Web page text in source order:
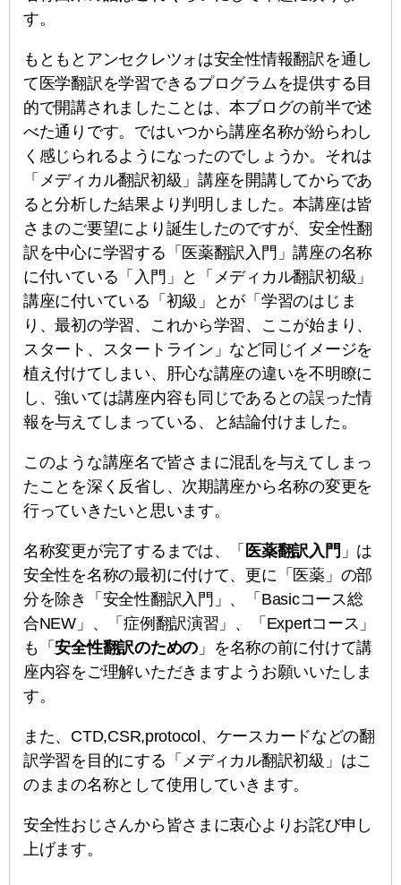
す。
もともとアンセクレツォは安全性情報翻訳を通し
て医学翻訳を学習できるプログラムを提供する目
的で開講されましたことは、本ブログの前半で述
べた通りです。ではいつから講座名称が紛らわし
く感じられるようになったのでしょうか。それは
「メディカル翻訳初級」講座を開講してからであ
ると分析した結果より判明しました。本講座は皆
さまのご要望により誕生したのですが、安全性翻
訳を中心に学習する「医薬翻訳入門」講座の名称
に付いている「入門」と「メディカル翻訳初級」
講座に付いている「初級」とが「学習のはじま
り、最初の学習、これから学習、ここが始まり、
スタート、スタートライン」など同じイメージを
植え付けてしまい、肝心な講座の違いを不明瞭に
し、強いては講座内容も同じであるとの誤った情
報を与えてしまっている、と結論付けました。
このような講座名で皆さまに混乱を与えてしまっ
たことを深く反省し、次期講座から名称の変更を
行っていきたいと思います。
名称変更が完了するまでは、「 医薬翻訳入門 」は
安全性を名称の最初に付けて、更に「医薬」の部
分を除き「安全性翻訳入門」、「Basicコース総
合NEW」、「症例翻訳演習」、「Expertコース」
も「安全性翻訳のための 」を名称の前に付けて講
座内容をご理解いただきますようお願いいたしま
す。
また、CTD,CSR,protocol、ケースカードなどの翻
訳学習を目的にする「メディカル翻訳初級」はこ
のままの名称として使用していきます。
安全性おじさんから皆さまに衷心よりお詫び申し
上げます。